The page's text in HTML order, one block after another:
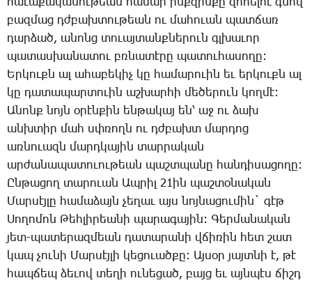
հա­ւա­քա­կա­նու­թեան հա­մար ինք­զին­քը զո­հե­լու գնով
բազ­մաց դժբախ­տու­թեան ու մա­հո­ւան պատ­ճառ
դար­ձած, ա­նոնց տո­ւայ­տանք­նե­րուն գլխա­ւոր
պա­տաս­խա­նա­տու բռնա­տէ­րը պա­տու­հա­սո­ղը:
Եր­կուքն ալ ա­հա­բե­կիչ կը հա­մա­րո­ւին եւ եր­կուքն ալ
կը դա­տա­պար­տո­ւին աշ­խար­հի մե­ծե­րուն կող­մէ:
Ա­նոնք նոյն օ­րէն­քին են­թա­կայ են՝ աջ ու ձախ
անխ­տիր մահ սփռողն ու դժբախտ մար­դոց
առ­նո­ւազն մարդ­կա­յին տար­րա­կան
ար­ժա­նա­պա­տո­ւու­թեան պաշտ­պա­նը հան­դի­սա­ցո­ղը:
Ըն­թա­ցող տա­րո­ւան Ապ­րիլ 21ին պաշ­տօ­նա­կան
­Մար­սէյ­լը հա­մա­ձայն չե­ղաւ այս նոյ­նա­ցու­մին` գէթ
­Սո­ղո­մոն ­Թեհ­լի­րեա­նի պա­րա­գա­յին: ­Գեր­մա­նա­կան
յետ-պա­տե­րազ­մեան դա­տա­րա­նի վճի­ռին հետ շատ
կապ չու­նի ­Մար­սէյ­լի կե­ցո­ւած­քը: Այ­սօր յայտ­նի է, թէ
հապ­ճեպ ձե­ւով տե­ղի ու­նե­ցած, բայց եւ այն­պէս ճիշդ